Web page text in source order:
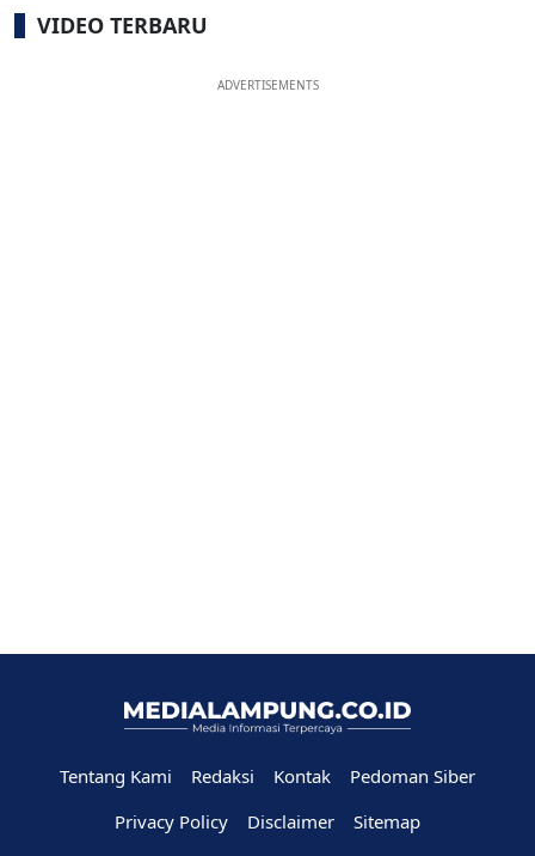
VIDEO TERBARU
ADVERTISEMENTS
Tentang Kami Redaksi Kontak
Pedoman Siber
Privacy Policy
Disclaimer Sitemap